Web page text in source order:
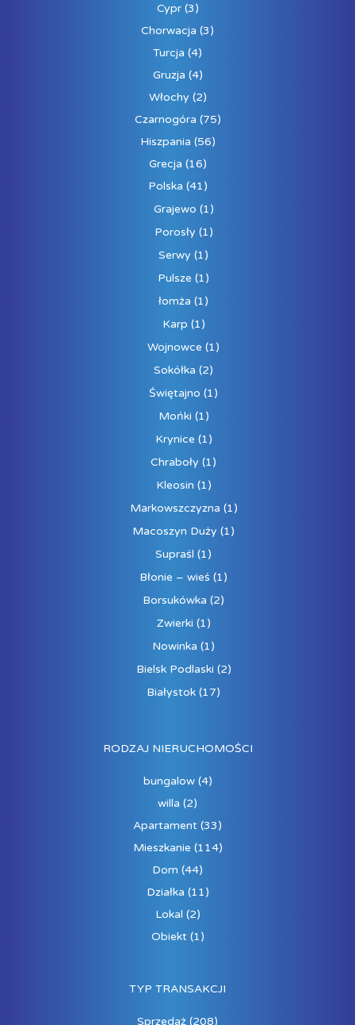
Cypr(3)
Chorwacja (3)
Turcja (4)
Gruzja (4)
Włochy (2)
Czarnogóra (75)
Hiszpania (56)
Grecja (16)
Polska (41)
Grajewo (1)
Porosły (1)
Serwy (1)
Pulsze (1)
łomża (1)
Karp (1)
Wojnowce (1)
Sokółka (2)
Świętajno (1)
Mońki (1)
Krynice (1)
Chraboły (1)
Kleosin (1)
Markowszczyzna (1)
Macoszyn Duży (1)
Supraśl (1)
Błonie – wieś (1)
Borsukówka (2)
Zwierki (1)
Nowinka (1)
Bielsk Podlaski (2)
Białystok (17)
RODZAJ NIERUCHOMOŚCI
bungalow(4)
willa (2)
Apartament (33)
Mieszkanie (114)
Dom (44)
Działka (11)
Lokal (2)
Obiekt(1)
TYP TRANSAKCJI
Sprzedaż (208)